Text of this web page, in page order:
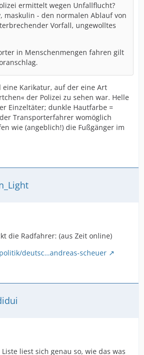
ermittelt wegen Unfallflucht?
maskulin - den normalen Ablauf von
Vorfall, ungewolltes
in Menschenmengen fahren gilt
eine Karikatur, auf der eine Art
der Polizei zu sehen war. Helle
Einzeltäter; dunkle Hautfarbe =
Transporterfahrer womöglich
wie (angeblich!) die Fußgänger im
die Radfahrer: (aus Zeit online)
deutsc…andreas-scheuer
liest sich genau so, wie das was